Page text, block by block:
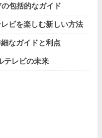
包括的なガイド
ビを楽しむ新しい方法
なガイドと利点
テレビの未来